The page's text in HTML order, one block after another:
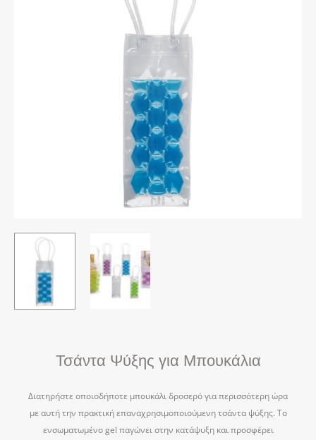
Τσάντα Ψύξης για Μπουκάλια
Διατηρήστε οποιοδήποτε μπουκάλι δροσερό για περισσότερη ώρα
με αυτή την πρακτική επαναχρησιμοποιούμενη τσάντα ψύξης. Το
ενσωματωμένο gel παγώνει στην κατάψυξη και προσφέρει